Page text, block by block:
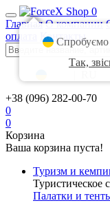
0
Главная О компании
оплата
Контакты
+38 (096) 282-00-70
0
0
Корзина
Ваша корзина пуста!
Туризм и
Туристическое
Палатки и
Спробуємо
Так,